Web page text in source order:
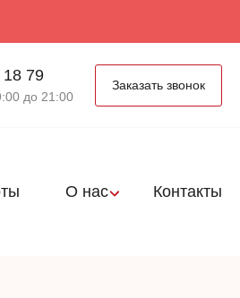
79
до 21:00
Заказать звонок
О нас Контакты